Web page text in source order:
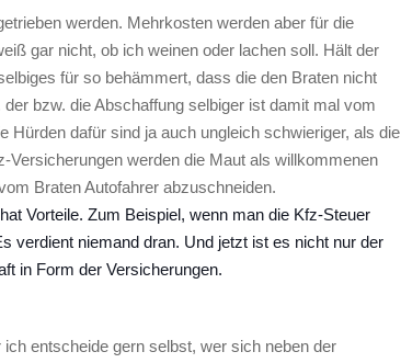
werden. Mehrkosten werden aber für die
gar nicht, ob ich weinen oder lachen soll. Hält der
für so behämmert, dass die den Braten nicht
bzw. die Abschaffung selbiger ist damit mal vom
Hürden dafür sind ja auch ungleich schwieriger, als die
Versicherungen werden die Maut als willkommenen
Braten Autofahrer abzuschneiden.
Vorteile. Zum Beispiel, wenn man die Kfz-Steuer
verdient niemand dran. Und jetzt ist es nicht nur der
in Form der Versicherungen.
entscheide gern selbst, wer sich neben der